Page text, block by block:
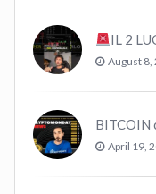
IL 2
August 8,
April 19,